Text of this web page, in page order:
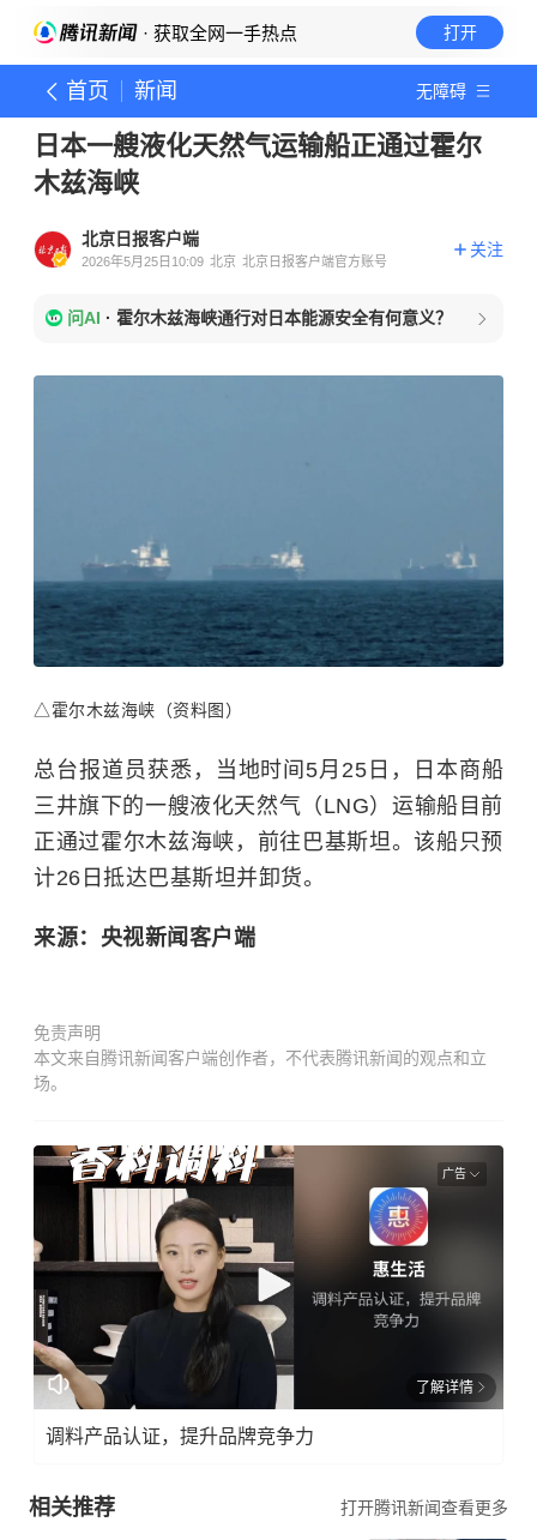
· 获取全网一手热点 打开
首页 新闻 无障碍
日本一艘液化天然气运输船正通过霍尔
木兹海峡
北京日报客户端
2026年5月25日10:09 北京 北京日报客户端官方账号
关注
问AI · 霍尔木兹海峡通行对日本能源安全有何意义？
△霍尔木兹海峡（资料图）
总台报道员获悉，当地时间5月25日，日本商船
三井旗下的一艘液化天然气（LNG）运输船目前
正通过霍尔木兹海峡，前往巴基斯坦。该船只预
计26日抵达 巴基斯坦并卸货。
来源：央视新闻客户端
免责声明
本文来自腾讯新闻客户端创作者，不代表腾讯新闻的观点和立
场。
广告
了解详情
调料产品认证，提升品牌竞争力
相关推荐 打开腾讯新闻查看更多